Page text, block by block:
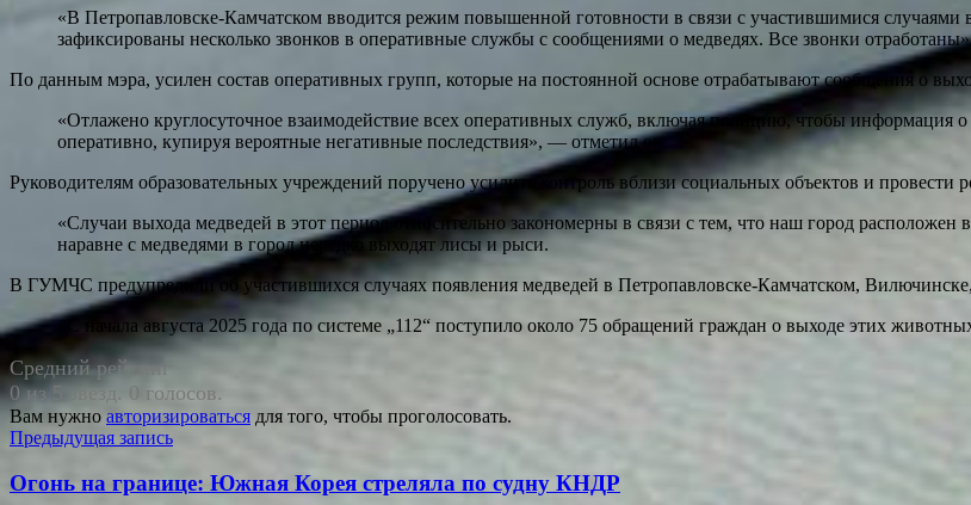
«В Петропавловске-Камчатском вводится режим повышенной готовности в связи с участившимися случаями
зафиксированы несколько звонков в оперативные службы с сообщениями о медведях. Все звонки
По данным мэра, усилен состав оперативных групп, которые на постоянной основе отрабатывают сообщения о
«Отлажено круглосуточное взаимодействие всех оперативных служб, включая полицию, чтобы информация
оперативно, купируя вероятные негативные последствия», — отметил он.
Руководителям образовательных учреждений поручено усилить контроль вблизи социальных объектов и провести
«Случаи выхода медведей в этот период относительно закономерны в связи с тем, что наш город
наравне с медведями в город нередко выходят лисы и рыси.
В ГУМЧС предупредили об участившихся случаях появления медведей в Петропавловске-Камчатском,
«С начала августа 2025 года по системе „112“ поступило около 75 обращений граждан о выходе этих
Средний рейтинг
0 из 5 звезд. 0 голосов.
Вам нужно авторизироваться для того, чтобы проголосовать.
Навигация
по
Предыдущая запись
Огонь на границе: Южная Корея стреляла по судну КНДР